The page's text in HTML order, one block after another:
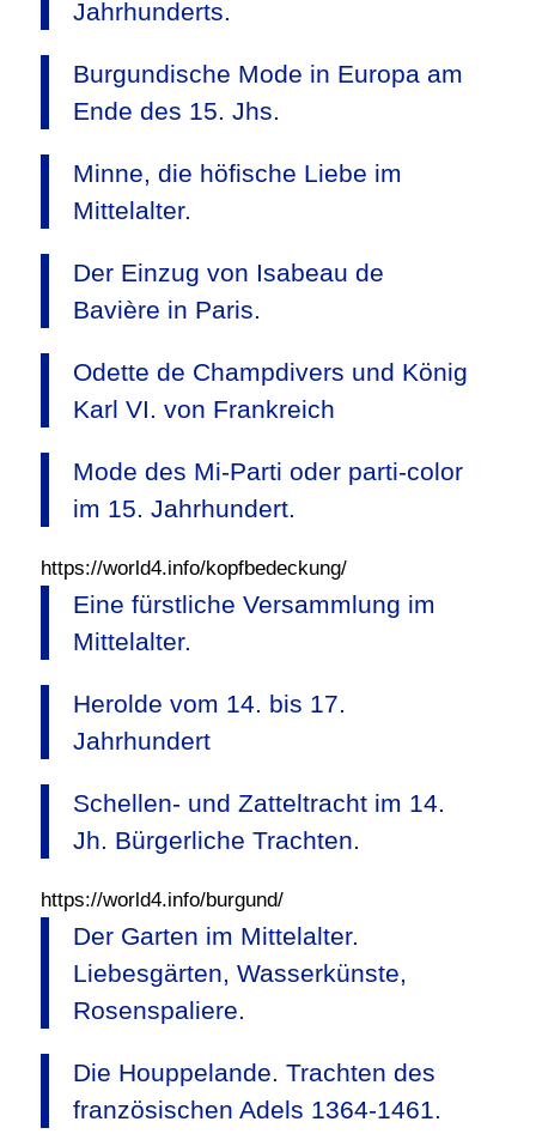
Jahrhunderts.
Burgundische Mode in Europa am
Ende des 15. Jhs.
Minne, die höfische Liebe im
Mittelalter.
Der Einzug von Isabeau de
Bavière in Paris.
Odette de Champdivers und König
Karl VI. von Frankreich
Mode des Mi-Parti oder parti-color
im 15. Jahrhundert.
https://world4.info/kopfbedeckung/
Eine fürstliche Versammlung im
Mittelalter.
Herolde vom 14. bis 17.
Jahrhundert
Schellen- und Zatteltracht im 14.
Jh. Bürgerliche Trachten.
https://world4.info/burgund/
Der Garten im Mittelalter.
Liebesgärten, Wasserkünste,
Rosenspaliere.
Die Houppelande. Trachten des
französischen Adels 1364-1461.